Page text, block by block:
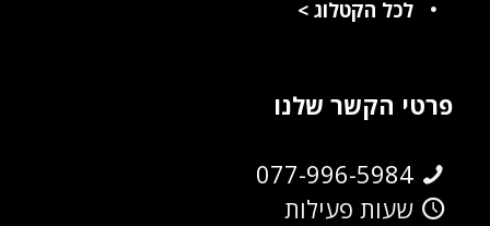
לכל הקטלוג>
פרטי הקשר שלנו
077-996-5984
שעות פעילות